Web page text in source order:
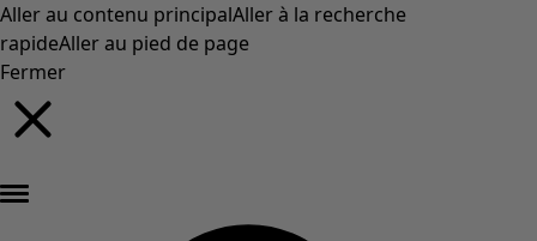
Aller au contenu principalAller à la recherche
rapideAller au pied de page
Fermer